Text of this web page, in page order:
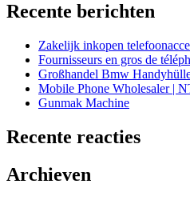
Recente berichten
Zakelijk inkopen
Fournisseurs en gros de
Großhandel Bmw
Mobile Phone Wholesaler |
Gunmak Machine
Recente reacties
Archieven